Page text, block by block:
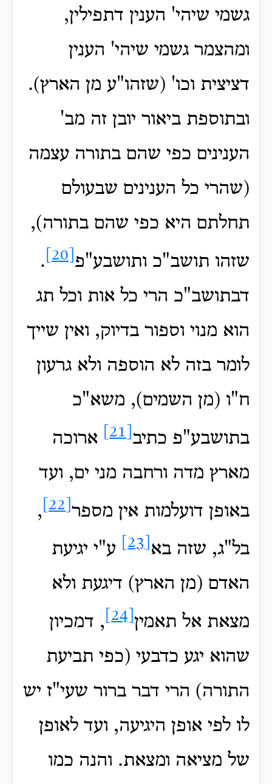
גשמי שיהי' הענין דתפילין,
ומהצמר גשמי שיהי' הענין
דציצית וכו' (שזהו"ע מן הארץ).
ובתוספת ביאור יובן זה מב'
הענינים כפי שהם בתורה עצמה
(שהרי כל הענינים שבעולם
תחלתם היא כפי שהם בתורה),
שזהו תושב"כ ותושבע"פ
.
דבתושב"כ הרי כל אות וכל תג
הוא מנוי וספור בדיוק, ואין שייך
לומר בזה לא הוספה ולא גרעון
ח"ו (מן השמים), משא"כ
בתושבע"פ כתיב
ארוכה
מארץ מדה ורחבה מני ים, ועד
באופן דועלמות אין מספר
,
בל"ג, שזה בא
ע"י יגיעת
האדם (מן הארץ) דיגעת ולא
מצאת אל תאמין
, דמכיון
שהוא יגע כדבעי (כפי תביעת
התורה) הרי דבר ברור שעי"ז יש
לו לפי אופן היגיעה, ועד לאופן
של מציאה ומצאת. והנה כמו